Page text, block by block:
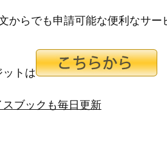
からでも申請可能な便利なサー
ットは
スブックも毎日更新